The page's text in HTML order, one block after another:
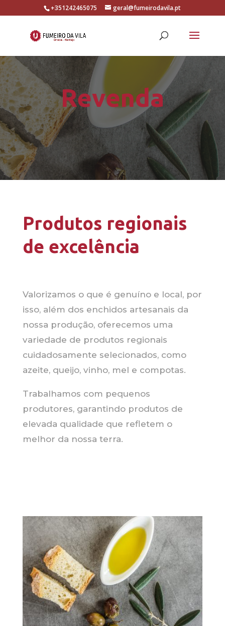
+351242465075 geral@fumeirodavila.pt
Revenda
Produtos regionais
de excelência
Valorizamos o que é genuíno e local, por
isso, além dos enchidos artesanais da
nossa produção, oferecemos uma
variedade de produtos regionais
cuidadosamente selecionados, como
azeite, queijo, vinho, mel e compotas.
Trabalhamos com pequenos
produtores, garantindo produtos de
elevada qualidade que refletem o
melhor da nossa terra.